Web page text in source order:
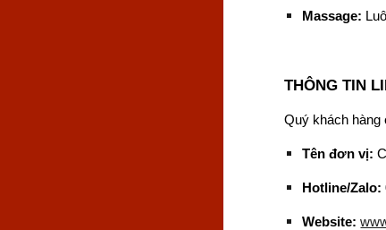
Massage:
THÔNG TIN
Quý khách
Tên đơn vị:
Hotline/Zalo:
Website: